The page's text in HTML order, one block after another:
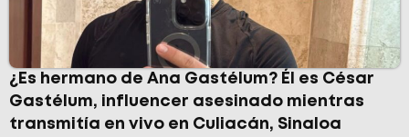
¿Es hermano de Ana Gastélum? Él es César
Gastélum, influencer asesinado mientras
transmitía en vivo en Culiacán, Sinaloa